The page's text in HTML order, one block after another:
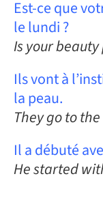
Est-ce que
le lundi ?
Is your
Ils vont à
la peau.
They go to
Il a débuté
He started